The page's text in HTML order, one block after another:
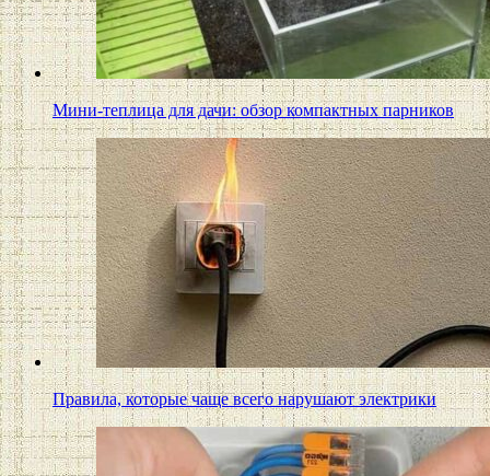
Мини-теплица для дачи: обзор компактных парников
Правила, которые чаще всего нарушают электрики